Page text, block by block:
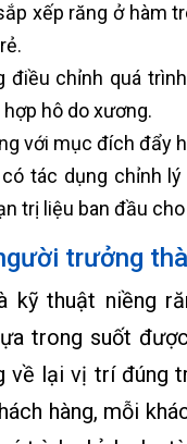
xếp răng ở hàm
điều chỉnh quá
hô do xương.
với mục đích đẩy
tác dụng chỉnh
trị liệu ban đầu
trưởng
kỹ thuật niềng
trong suốt
lại vị trí đúng
hàng, mỗi